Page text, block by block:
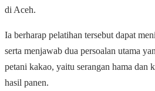
di Aceh.
Ia berharap pelatihan tersebut dapat
serta menjawab dua persoalan utama
petani kakao, yaitu serangan hama dan
hasil panen.